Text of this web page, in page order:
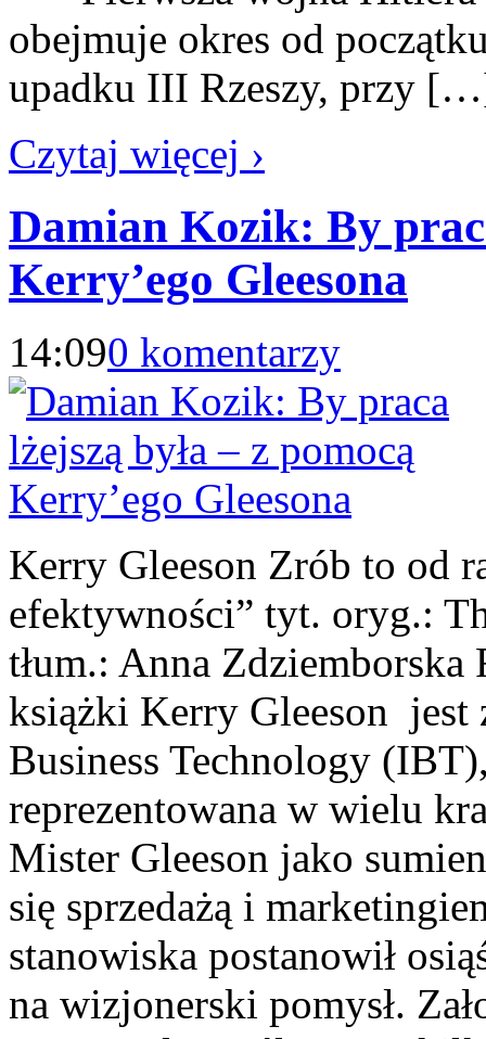
obejmuje okres od
upadku III Rzeszy, przy
Czytaj więcej ›
Damian Kozik: By
Kerry’ego Gleesona
14:090 komentarzy
Kerry Gleeson Zrób to od
efektywności” tyt. oryg.:
tłum.: Anna
książki Kerry Gleeson jest
Business Technology
reprezentowana w wielu
Mister Gleeson jako
się sprzedażą i
stanowiska postanowił
na wizjonerski pomysł.